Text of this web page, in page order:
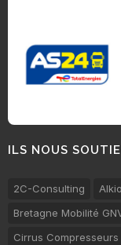
ILS NOUS
2C-Consulting Alkio
Bretagne Mobilité
Cirrus Compresseurs